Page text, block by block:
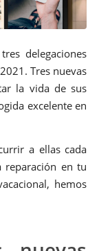
delegaciones
Tres nuevas
la vida de sus
excelente en
a ellas cada
reparación en tu
hemos